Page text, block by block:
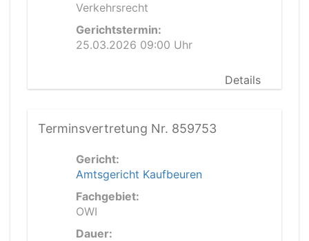
Verkehrsrecht
Gerichtstermin:
25.03.2026 09:00 Uhr
Details
Terminsvertretung Nr. 859753
Gericht:
Amtsgericht Kaufbeuren
Fachgebiet:
OWI
Dauer: